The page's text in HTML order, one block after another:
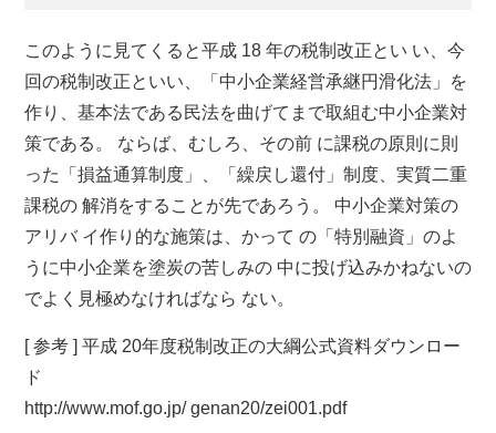
このように見てくると平成 18 年の税制改正とい い、今
回の税制改正といい、「中小企業経営承継円滑化法」を
作り、基本法である民法を曲げてまで取組む中小企業対
策である。 ならば、むしろ、その前 に課税の原則に則
った「損益通算制度」、「繰戻し還付」制度、実質二重
課税の 解消をすることが先であろう。 中小企業対策の
アリバ イ作り的な施策は、かって の「特別融資」のよ
うに中小企業を塗炭の苦しみの 中に投げ込みかねないの
でよく見極めなければなら ない。
[ 参考 ] 平成 20年度税制改正の大綱公式資料ダウンロー
ド
http://www.mof.go.jp/ genan20/zei001.pdf